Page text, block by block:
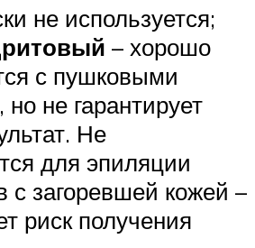
не используется;
– хорошо
с пушковыми
не гарантирует
Не
для эпиляции
с загоревшей кожей –
риск получения